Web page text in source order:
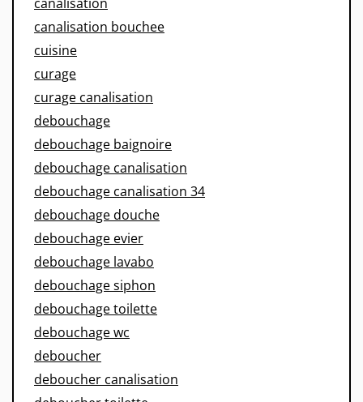
canalisation bouchee
cuisine
curage
curage canalisation
debouchage
debouchage baignoire
debouchage canalisation
debouchage canalisation 34
debouchage douche
debouchage evier
debouchage lavabo
debouchage siphon
debouchage toilette
debouchage wc
deboucher
deboucher canalisation